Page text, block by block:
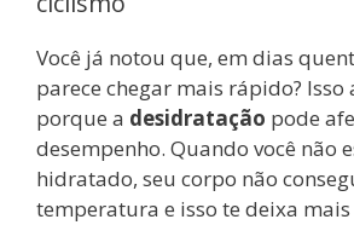
Você já notou que, em dias
parece chegar mais rápido? Isso
porque a desidratação pode
desempenho. Quando você não
hidratado, seu corpo não
temperatura e isso te deixa mais